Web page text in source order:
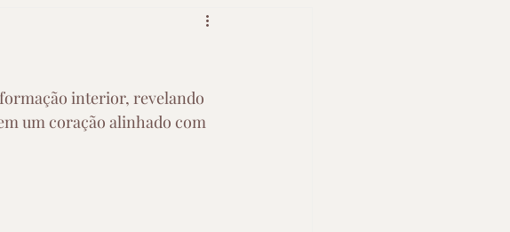
interior, revelando
um coração alinhado com